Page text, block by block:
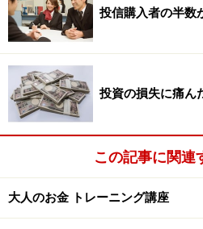
どの程度必要とするかも決ま
投資の目標といってもいいでし
トーリーを作らなければ、世
いきます。それは不安です。
お金が足りない、お金がないと
欲しい！と短絡的に思い込む
ストーリーやライフプランを
い。そうしないとゴールのな
しまいます。これだけあれば
投信購入者の半数
投資の損失に痛ん
この記事に関連
大人のお金 トレーニング講座